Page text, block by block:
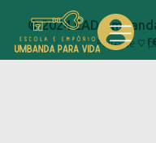
© 2024 EAD